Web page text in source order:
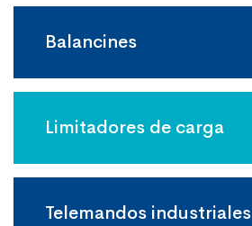
Balancines
Limitadores de carga
Telemandos industriales